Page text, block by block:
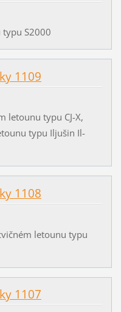
S2000
1109
letounu typu CJ-X,
typu Iljušin Il-
1108
letounu typu
1107